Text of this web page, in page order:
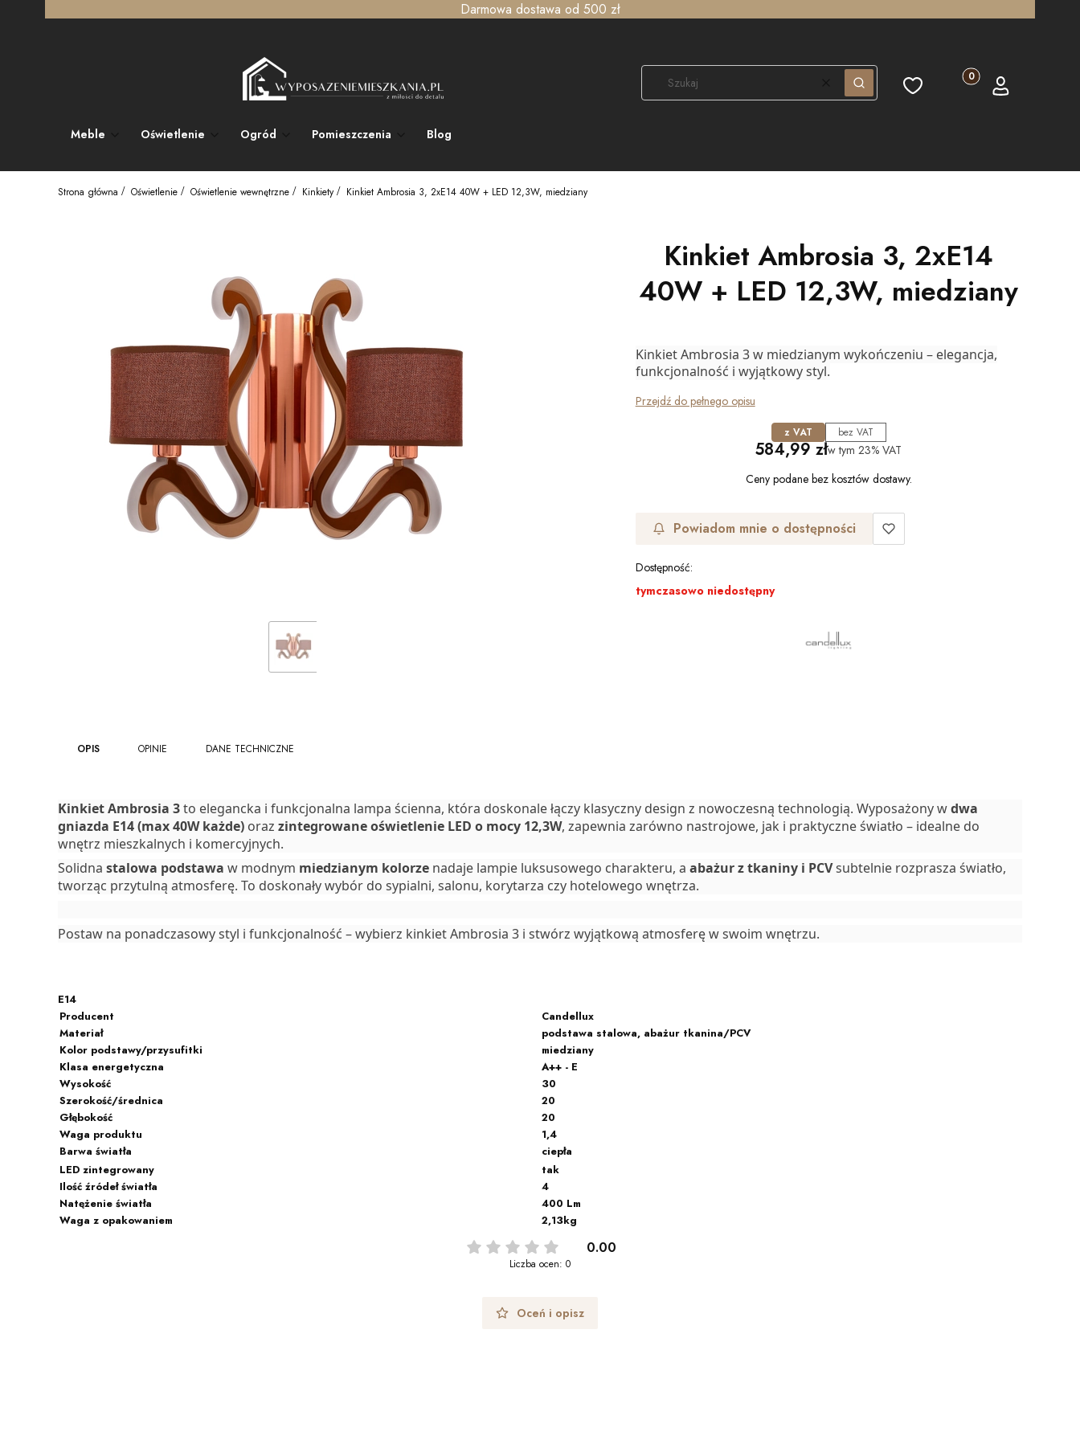
Darmowa dostawa od 500 zł
WyczyśćSzukaj Ulubione Produkty w koszyku:
Koszyk Zaloguj się
Meble Oświetlenie Ogród Pomieszczenia Blog
Strona główna Oświetlenie Oświetlenie wewnętrzne Kinkiety Kinkiet Ambrosia 3, 2xE14 40W + LED 12,3W, miedziany
Kinkiet Ambrosia 3, 2xE14
40W + LED 12,3W, miedziany
Kinkiet Ambrosia 3 w miedzianym wykończeniu – elegancja,
funkcjonalność i wyjątkowy styl.
Przejdź do pełnego opisu
z VAT bez VAT
Cena
584,99 złw tym23%VAT
Ceny podane bez kosztów dostawy.
Powiadom mnie o dostępności
Dostępność:
tymczasowo niedostępny
OPIS OPINIE DANE TECHNICZNE
Kinkiet Ambrosia 3to elegancka i funkcjonalna lampa ścienna, która doskonale łączy klasyczny design z nowoczesną technologią. Wyposażony wdwa
gniazda E14 (max 40W każde) oraz zintegrowane oświetlenie LED o mocy 12,3W, zapewnia zarówno nastrojowe, jak i praktyczne światło – idealne do
wnętrz mieszkalnych i komercyjnych.
Solidna stalowa podstawa w modnym miedzianym kolorze nadaje lampie luksusowego charakteru, a abażur z tkaniny i PCVsubtelnie rozprasza światło,
tworząc przytulną atmosferę. To doskonały wybór do sypialni, salonu, korytarza czy hotelowego wnętrza.
Postaw na ponadczasowy styl i funkcjonalność – wybierz kinkiet Ambrosia 3 i stwórz wyjątkową atmosferę w swoim wnętrzu.
E14
Producent
Candellux
Materiał
podstawa stalowa, abażur tkanina/PCV
Kolor podstawy/przysufitki
miedziany
Klasa energetyczna
A++ - E
Wysokość
30
Szerokość/średnica
20
Głębokość
20
Waga produktu
1,4
Barwa światła
ciepła
LED zintegrowany
tak
Ilość źródeł światła
4
Natężenie światła
400 Lm
Waga z opakowaniem
2,13kg
0.00
Liczba ocen: 0
Oceń i opisz